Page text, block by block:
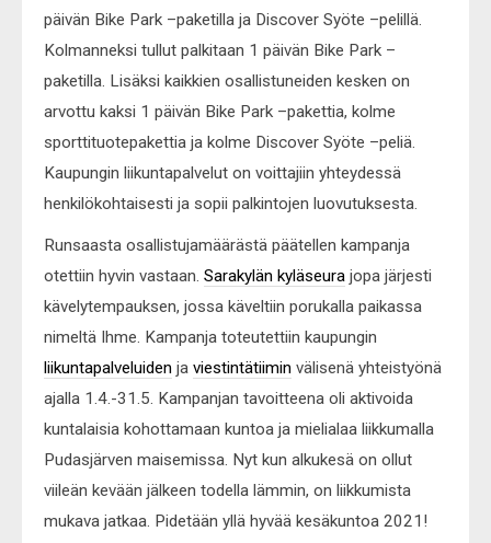
päivän Bike Park –paketilla ja Discover Syöte –pelillä.
Kolmanneksi tullut palkitaan 1 päivän Bike Park –
paketilla. Lisäksi kaikkien osallistuneiden kesken on
arvottu kaksi 1 päivän Bike Park –pakettia, kolme
sporttituotepakettia ja kolme Discover Syöte –peliä.
Kaupungin liikuntapalvelut on voittajiin yhteydessä
henkilökohtaisesti ja sopii palkintojen luovutuksesta.
Runsaasta osallistujamäärästä päätellen kampanja
otettiin hyvin vastaan. Sarakylän kyläseura jopa järjesti
kävelytempauksen, jossa käveltiin porukalla paikassa
nimeltä Ihme. Kampanja toteutettiin kaupungin
liikuntapalveluiden ja viestintätiimin välisenä yhteistyönä
ajalla 1.4.-31.5. Kampanjan tavoitteena oli aktivoida
kuntalaisia kohottamaan kuntoa ja mielialaa liikkumalla
Pudasjärven maisemissa. Nyt kun alkukesä on ollut
viileän kevään jälkeen todella lämmin, on liikkumista
mukava jatkaa. Pidetään yllä hyvää kesäkuntoa 2021!